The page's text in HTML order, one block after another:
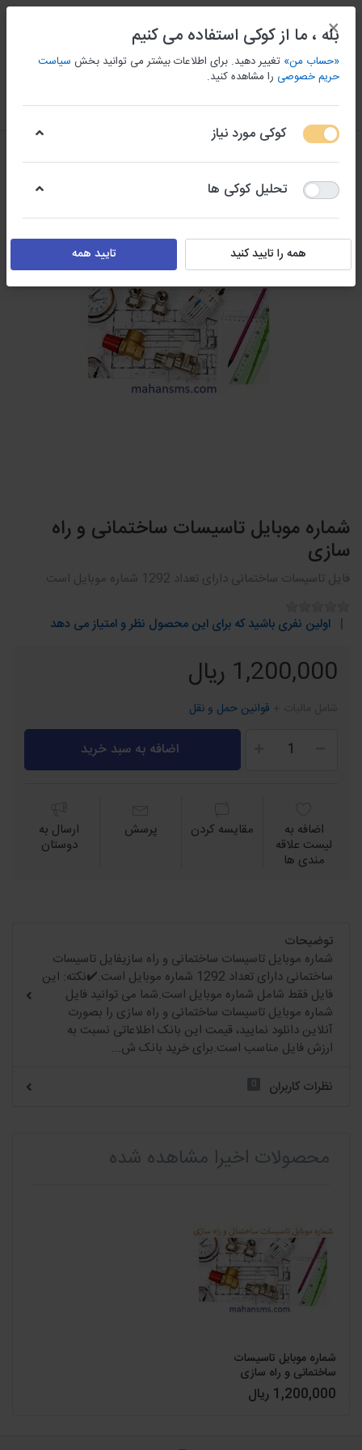
منو ورود/ثبت نام مقايسه كردن علاقه مندی سبد
شماره موبایل تاسیسات ساختمانی و راه
سازی
فایل تاسیسات ساختمانی دارای تعداد 1292 شماره موبایل است.
اولین نفری باشید که برای این محصول نظر و امتیاز می دهد
1,200,000 ریال
قوانین حمل و نقل
اضافه به سبد خرید
اضافه به
لیست علاقه
مندی ها
مقايسه كردن پرسش ارسال به
دوستان
توضیحات
شماره موبایل تاسیسات ساختمانی و راه سازیفایل تاسیسات
ساختمانی دارای تعداد 1292 شماره موبایل است.✔️نکته: این
فایل فقط شامل شماره موبایل است.شما می توانید فایل
شماره موبایل تاسیسات ساختمانی و راه سازی را بصورت
آنلاین دانلود نمایید، قیمت این بانک اطلاعاتی نسبت به
ارزش فایل مناسب است.برای خرید بانک ش...
نظرات کاربران
0
محصولات اخیرا مشاهده شده
شماره موبایل تاسیسات
ساختمانی و راه سازی
1,200,000 ریال
×
بله ، ما از کوکی استفاده می کنیم
«حساب من» تغییر دهید. برای اطلاعات بیشتر می توانید بخش سیاست
حریم خصوصی را مشاهده کنید.
کوکی مورد نیاز
تحلیل کوکی ها
همه را تایید کنید تایید همه